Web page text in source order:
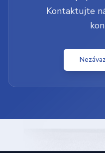
Kontaktujte